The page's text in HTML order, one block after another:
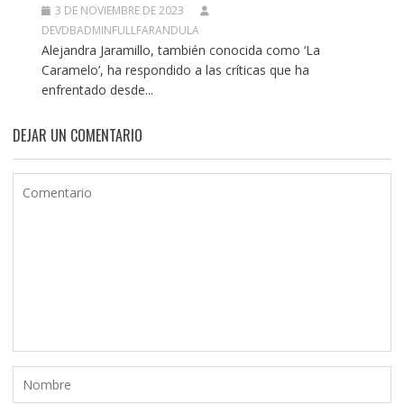
3 DE NOVIEMBRE DE 2023
DEVDBADMINFULLFARANDULA
Alejandra Jaramillo, también conocida como ‘La
Caramelo’, ha respondido a las críticas que ha
enfrentado desde...
DEJAR UN COMENTARIO